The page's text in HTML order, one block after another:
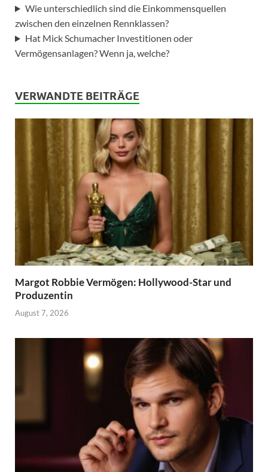
Wie unterschiedlich sind die Einkommensquellen
zwischen den einzelnen Rennklassen?
Hat Mick Schumacher Investitionen oder
Vermögensanlagen? Wenn ja, welche?
VERWANDTE BEITRÄGE
Margot Robbie Vermögen: Hollywood-Star und
Produzentin
August 7, 2026